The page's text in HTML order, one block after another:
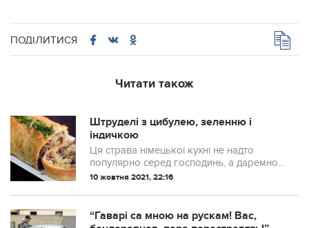
ПОДІЛИТИСЯ
Читати також
Штруделі з цибулею, зеленню і
індичкою
Ця страва німецької кухні не надто
популярно серед господинь, а даремно -
воно дуже смачне і поживне. Та й
- досить дотримуватися послідовність дій
...
10 жовтня 2021, 22:16
“Гаварі са мною на рускам! Вас,